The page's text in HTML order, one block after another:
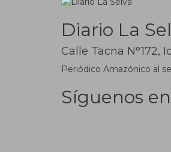
Diario La
Calle Tacna N°172,
Periódico Amazónico al
Síguenos